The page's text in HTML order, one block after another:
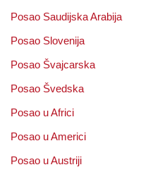
Posao Saudijska Arabija
Posao Slovenija
Posao Švajcarska
Posao Švedska
Posao u Africi
Posao u Americi
Posao u Austriji